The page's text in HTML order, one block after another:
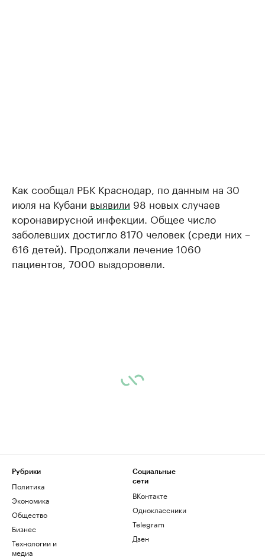
Как сообщал РБК Краснодар, по данным на 30
июля на Кубани выявили 98 новых случаев
коронавирусной инфекции. Общее число
заболевших достигло 8170 человек (среди них –
616 детей). Продолжали лечение 1060
пациентов, 7000 выздоровели.
Рубрики
Политика
Экономика
Общество
Бизнес
Технологии и
медиа
Социальные
сети
ВКонтакте
Одноклассники
Telegram
Дзен